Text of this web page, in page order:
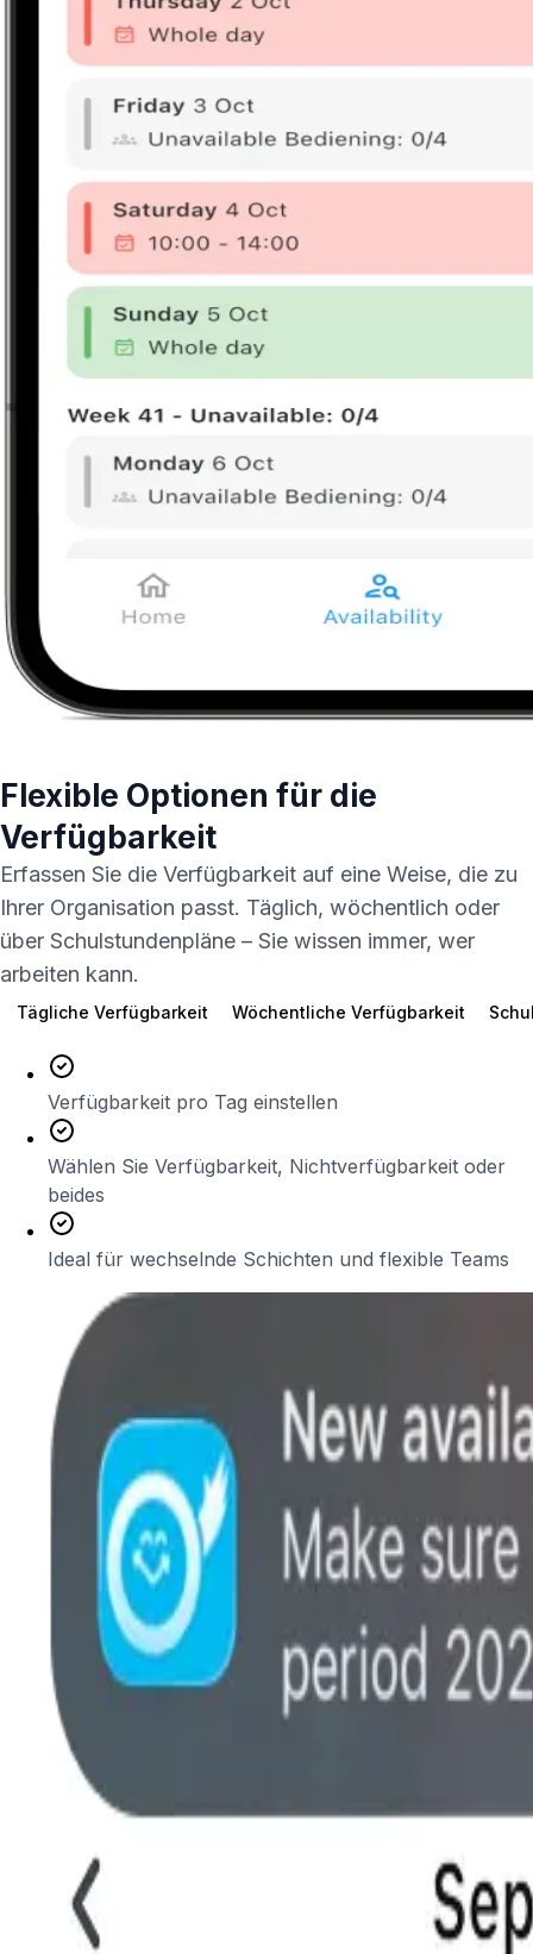
Flexible Optionen für die
Verfügbarkeit
Erfassen Sie die Verfügbarkeit auf eine Weise, die zu
Ihrer Organisation passt. Täglich, wöchentlich oder
über Schulstundenpläne – Sie wissen immer, wer
arbeiten kann.
Tägliche Verfügbarkeit Wöchentliche Verfügbarkeit
Verfügbarkeit pro Tag einstellen
Wählen Sie Verfügbarkeit, Nichtverfügbarkeit oder
beides
Ideal für wechselnde Schichten und flexible Teams